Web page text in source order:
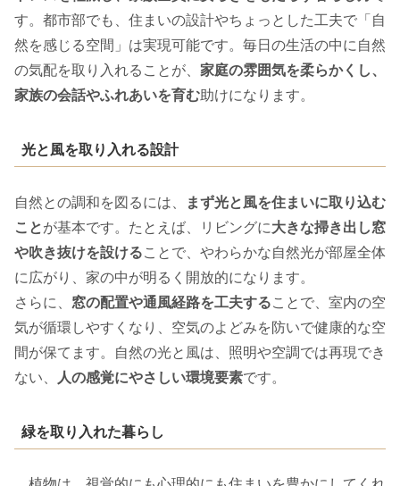
す。都市部でも、住まいの設計やちょっとした工夫で「自
然を感じる空間」は実現可能です。毎日の生活の中に自然
の気配を取り入れることが、 家庭の雰囲気を柔らかくし、
家族の会話やふれあいを育む助けになります。
光と風を取り入れる設計
自然との調和を図るには、
まず光と風を住まいに取り込む
ことが基本です。たとえば、リビングに大きな掃き出し窓
や吹き抜けを設けることで、やわらかな自然光が部屋全体
に広がり、家の中が明るく開放的になります。
さらに、 窓の配置や通風経路を工夫することで、室内の空
気が循環しやすくなり、空気のよどみを防いで健康的な空
間が保てます。自然の光と風は、照明や空調では再現でき
ない、
人の感覚にやさしい環境要素です。
緑を取り入れた暮らし